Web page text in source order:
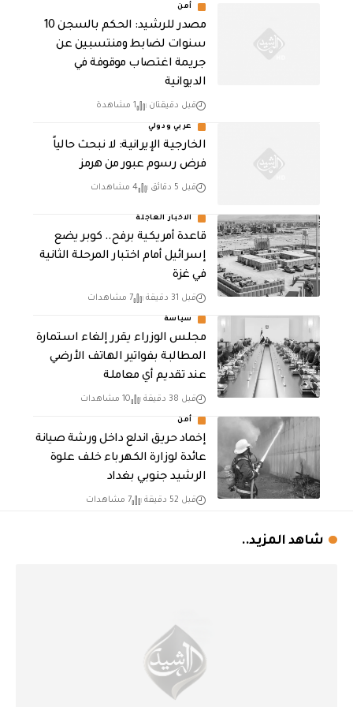
أمن
مصدر للرشيد: الحكم بالسجن 10
سنوات لضابط ومنتسبين عن
جريمة اغتصاب موقوفة في
الديوانية
قبل دقيقتان 1 مشاهدة
عربي ودولي
الخارجية الإيرانية: لا نبحث حالياً
فرض رسوم عبور من هرمز
قبل 5 دقائق 4 مشاهدات
الاخبار العاجلة
قاعدة أمريكية برفح.. كوبر يضع
إسرائيل أمام اختبار المرحلة الثانية
في غزة
قبل 31 دقيقة 7 مشاهدات
سياسة
مجلس الوزراء يقرر إلغاء استمارة
المطالبة بفواتير الهاتف الأرضي
عند تقديم أي معاملة
قبل 38 دقيقة 10 مشاهدات
أمن
إخماد حريق اندلع داخل ورشة صيانة
عائدة لوزارة الكهرباء خلف علوة
الرشيد جنوبي بغداد
قبل 52 دقيقة 7 مشاهدات
شاهد المزيد..